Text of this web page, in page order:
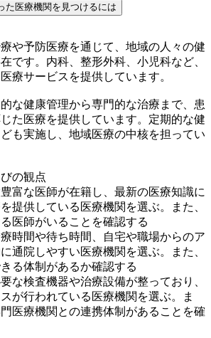
た医療機関を見つけるには
や予防医療を通じて、地域の人々の健
です。内科、整形外科、小児科など、
療サービスを提供しています。
な健康管理から専門的な治療まで、患
た医療を提供しています。定期的な健
も実施し、地域医療の中核を担ってい
の観点
富な医師が在籍し、最新の医療知識に
提供している医療機関を選ぶ。また、
医師がいることを確認する
時間や待ち時間、自宅や職場からのア
通院しやすい医療機関を選ぶ。また、
る体制があるか確認する
な検査機器や治療設備が整っており、
が行われている医療機関を選ぶ。ま
医療機関との連携体制があることを確